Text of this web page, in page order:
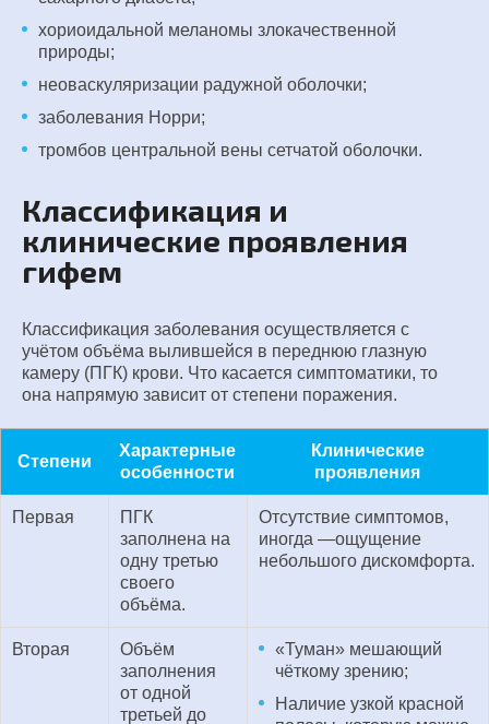
хориоидальной меланомы злокачественной
природы;
неоваскуляризации радужной оболочки;
заболевания Норри;
тромбов центральной вены сетчатой оболочки.
Классификация и
клинические проявления
гифем
Классификация заболевания осуществляется с
учётом объёма вылившейся в переднюю глазную
камеру (ПГК) крови. Что касается симптоматики, то
она напрямую зависит от степени поражения.
Степени
Характерные
особенности
Клинические
проявления
Первая
ПГК
заполнена на
одну третью
своего
объёма.
Отсутствие симптомов,
иногда —ощущение
небольшого дискомфорта.
Вторая
Объём
заполнения
от одной
третьей до
«Туман» мешающий
чёткому зрению;
Наличие узкой красной